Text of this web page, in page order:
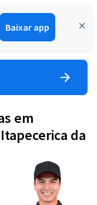
Baixar app
Entrar
em
da